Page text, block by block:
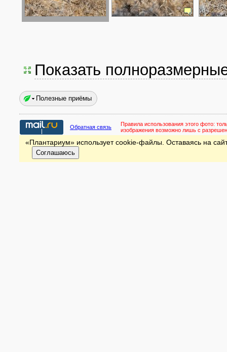
Показать
Полезные приёмы
Обратная связь Правила использования этого фото:
изображения возможно лишь с
«Плантариум» использует cookie-файлы. Оставаясь на
Соглашаюсь